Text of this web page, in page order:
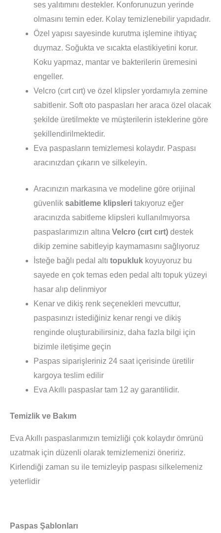
ses yalıtımını destekler. Konforunuzun yerinde
olmasını temin eder. Kolay temizlenebilir yapıdadır.
Özel yapısı sayesinde kurutma işlemine ihtiyaç
duymaz. Soğukta ve sıcakta elastikiyetini korur.
Koku yapmaz, mantar ve bakterilerin üremesini
engeller.
Velcro (cırt cırt) ve özel klipsler yordamıyla zemine
sabitlenir. Soft oto paspasları her araca özel olacak
şekilde üretilmekte ve müşterilerin isteklerine göre
şekillendirilmektedir.
Eva paspasların temizlemesi kolaydır. Paspası
aracınızdan çıkarın ve silkeleyin.
Aracınızın markasına ve modeline göre orijinal
güvenlik sabitleme klipsleri takıyoruz eğer
aracınızda sabitleme klipsleri kullanılmıyorsa
paspaslarımızın altına Velcro (cırt cırt) destek
dikip zemine sabitleyip kaymamasını sağlıyoruz
İsteğe bağlı pedal altı topukluk koyuyoruz bu
sayede en çok temas eden pedal altı topuk yüzeyi
hasar alıp delinmiyor
Kenar ve dikiş renk seçenekleri mevcuttur,
paspasınızı istediğiniz kenar rengi ve dikiş
renginde oluşturabilirsiniz, daha fazla bilgi için
bizimle iletişime geçin
Paspas siparişleriniz 24 saat içerisinde üretilir
kargoya teslim edilir
Eva Akıllı paspaslar tam 12 ay garantilidir.
Temizlik ve Bakım
Eva Akıllı paspaslarımızın temizliği çok kolaydır ömrünü
uzatmak için düzenli olarak temizlemenizi öneririz.
Kirlendiği zaman su ile temizleyip paspası silkelemeniz
yeterlidir
Paspas Şablonları